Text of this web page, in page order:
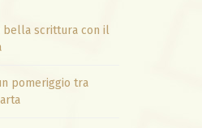
bella scrittura con il
pomeriggio tra